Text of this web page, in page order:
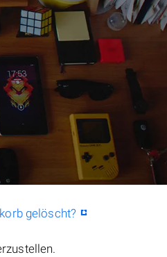
gelöscht?